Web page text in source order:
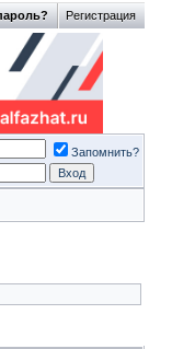
Регистрация
Запомнить?